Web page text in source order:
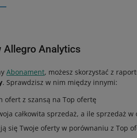
Allegro Analytics
Abonament, możesz skorzystać z
. Sprawdzisz w nim między innymi:
ofert z szansą na Top ofertę
całkowita sprzedaż, a ile sprzedaż
się Twoje oferty w porównaniu z Top